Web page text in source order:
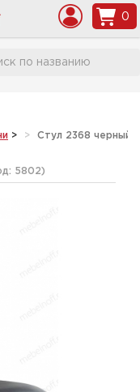
0
> Стул 2368 черный
5802)